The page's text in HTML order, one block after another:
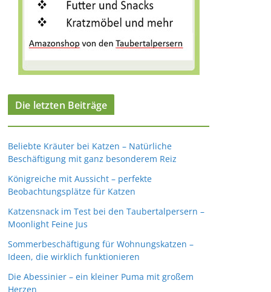
Die letzten Beiträge
Beliebte Kräuter bei Katzen – Natürliche
Beschäftigung mit ganz besonderem Reiz
Königreiche mit Aussicht – perfekte
Beobachtungsplätze für Katzen
Katzensnack im Test bei den Taubertalpersern –
Moonlight Feine Jus
Sommerbeschäftigung für Wohnungskatzen –
Ideen, die wirklich funktionieren
Die Abessinier – ein kleiner Puma mit großem
Herzen